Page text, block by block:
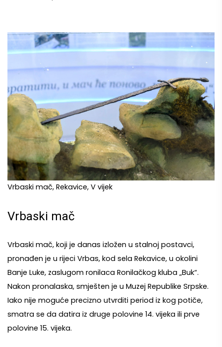
Vrbaski mač, Rekavice, V vijek
Vrbaski mač
Vrbaski mač, koji je danas izložen u stalnoj postavci,
pronađen je u rijeci Vrbas, kod sela Rekavice, u okolini
Banje Luke, zaslugom ronilaca Ronilačkog kluba „Buk“.
Nakon pronalaska, smješten je u Muzej Republike Srpske.
Iako nije moguće precizno utvrditi period iz kog potiče,
smatra se da datira iz druge polovine 14. vijeka ili prve
polovine 15. vijeka.